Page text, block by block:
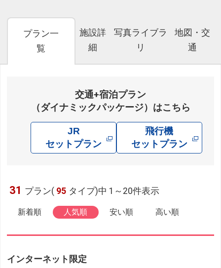
プラン一
覧
施設詳
細
写真ライブラ
リ
地図・交
通
交通+宿泊プラン
（ダイナミックパッケージ）はこちら
JR
セットプラン
飛行機
セットプラン
31 プラン( 95 タイプ)中 1～20件表示
新着順 人気順 安い順 高い順
インターネット限定